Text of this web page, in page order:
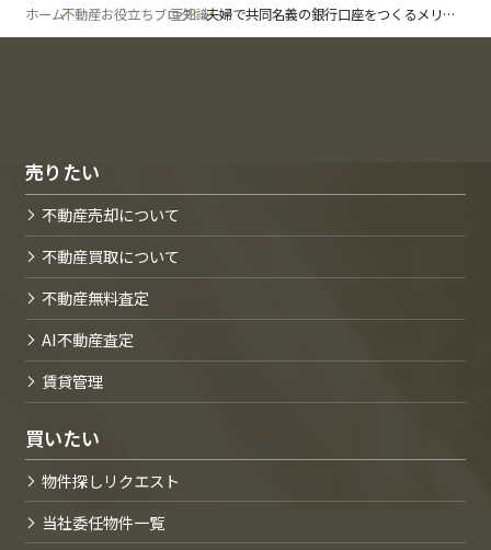
ホーム不動産お役立ちブログ
豆知識 夫婦で共同名義の銀行口座をつくるメリットをご紹介！
売りたい
不動産売却について
不動産買取について
不動産無料査定
AI不動産査定
賃貸管理
買いたい
物件探しリクエスト
当社委任物件一覧